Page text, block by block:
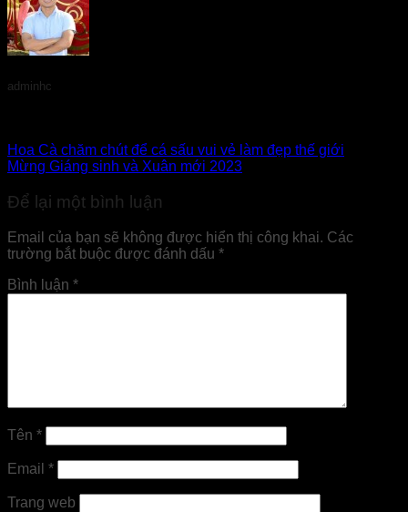
adminhc
Hoa Cà chăm chút để cá sấu vui vẻ làm đẹp thế giới
Mừng Giáng sinh và Xuân mới 2023
Để lại một bình luận
Email của bạn sẽ không được hiển thị công khai. Các
trường bắt buộc được đánh dấu *
Bình luận *
Tên *
Email *
Trang web